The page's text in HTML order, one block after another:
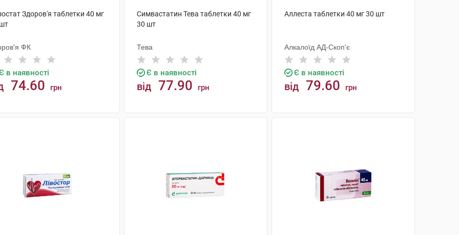
Здоров'я таблетки 40 мг
ФК
в наявності
74.60 грн
Симвастатин Тева таблетки 40 мг
30 шт
Тева
Є в наявності
від 77.90 грн
Аллеста таблетки 40 мг 30 шт
Алкалоїд АД-Скоп'є
Є в наявності
від 79.60 грн